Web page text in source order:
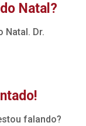
Natal?
Natal. Dr.
falando?